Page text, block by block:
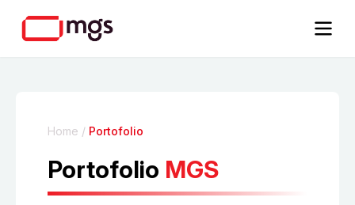
Home / Portofolio
Portofolio MGS